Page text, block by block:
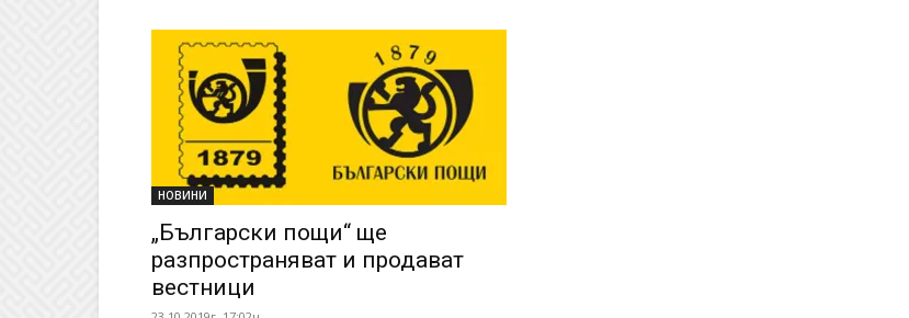
НОВИНИ
„Български пощи“ ще
разпространяват и продават
вестници